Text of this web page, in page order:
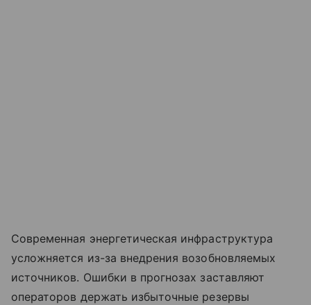
Современная энергетическая инфраструктура
усложняется из-за внедрения возобновляемых
источников. Ошибки в прогнозах заставляют
операторов держать избыточные резервы